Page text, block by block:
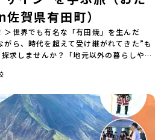
Yt8nd04aNgA?
ーカイブ内容】・おためし地域留学の
、日本全国20以上の対象地域について・
応答※各地域の詳細なプログラムは、以
にて紹介しています。ーーーーーーーー
ーーー💡疑問も不安もワクワクに変え
ことに合わせて、2つの説明会をご活用
オンライン説明会の視聴（☆上の動画で
まずは「おためし地域留学」を知りたい
や魅力、サポート体制について解説しま
グラム説明会（☆順次ページを公開しま
賀県有田町）
＞世界でも有名な「有田焼」を生んだ
がら、時代を超えて受け継がれてきた”も
求しませんか？「地元以外の暮らしや文
てみたい！」「豊かな自然と伝統文
「ものづくりやきれいなデザインが好
さんにおすすめ！「おためし地域留学体
校と連携し、地域の枠を超えて学校生活
をプチ体験できるプログラムです。はじ
現地でもスタッフがしっかりとサポート
ルドは「佐賀県有田町（ありたちょ